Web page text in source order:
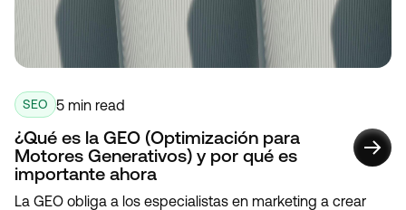
SEO 5 min read
¿Qué es la GEO (Optimización para
Motores Generativos) y por qué es
importante ahora
La GEO obliga a los especialistas en marketing a crear